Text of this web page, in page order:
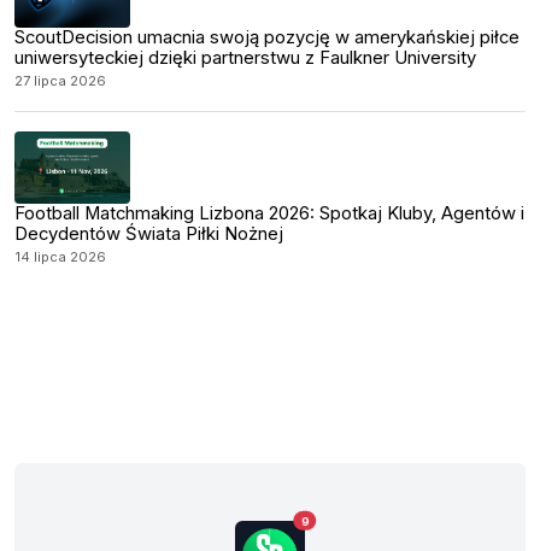
ScoutDecision umacnia swoją pozycję w amerykańskiej piłce
uniwersyteckiej dzięki partnerstwu z Faulkner University
27 lipca 2026
Football Matchmaking Lizbona 2026: Spotkaj Kluby, Agentów i
Decydentów Świata Piłki Nożnej
14 lipca 2026
9